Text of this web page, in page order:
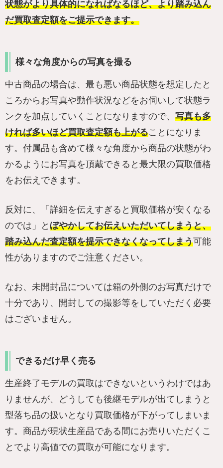
状態がより具体的になればなるほど、より踏み込ん
だ買取査定額をご提示できます。
様々な角度からの写真を撮る
中古商品の場合は、最も悪い商品状態を想定したと
ころからお写真や動作状況などをお伺いして状態ラ
ンクを加点していくことになりますので、 写真も多
ければ多いほど買取査定額も上がることになりま
す。付属品も含めて様々な角度から商品の状態がわ
かるようにお写真を頂戴できると最大限の買取価格
をお伝えできます。
反対に、「詳細を伝えすぎると買取価格が安くなる
のでは」と ぼやかしてお伝えいただいてしまうと、
踏み込んだ査定額を提示できなくなってしまう可能
性がありますのでご注意ください。
なお、未開封品については箱の外側のお写真だけで
十分であり、開封しての撮影等をしていただく必要
はございません。
できるだけ早く売る
生産終了モデルの買取はできないというわけではあ
りませんが、どうしても後継モデルが出てしまうと
型落ち品の扱いとなり買取価格が下がってしまいま
す。商品が現状生産品である間にお売りいただくこ
とでより高値での買取が可能になります。